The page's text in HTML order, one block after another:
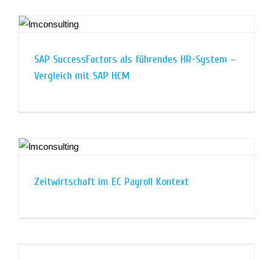
SAP SuccessFactors als führendes HR-System –
Vergleich mit SAP HCM
Zeitwirtschaft im EC Payroll Kontext